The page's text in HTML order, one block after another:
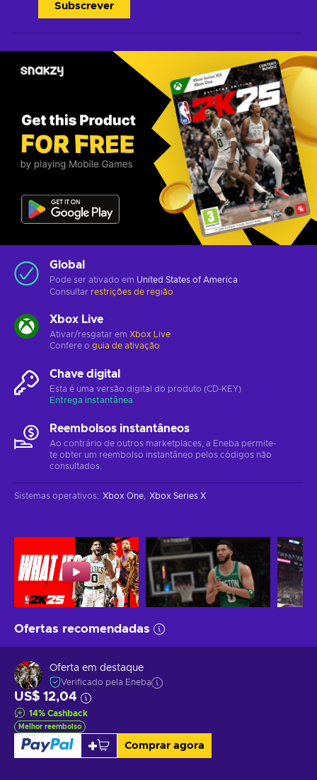
Subscrever
Global
Pode ser ativado em United States of America
Consultar restrições de região
Xbox Live
Ativar/resgatar em Xbox Live
Confere o guia de ativação
Chave digital
Esta é uma versão digital do produto (CD-KEY)
Entrega instantânea
Reembolsos instantâneos
Ao contrário de outros marketplaces, a Eneba permite-
te obter um reembolso instantâneo pelos códigos não
consultados.
Sistemas operativos: Xbox One Xbox Series X
Ofertas recomendadas
Oferta em destaque
Verificado pela Eneba
US$ 12,04
14% Cashback
Melhor reembolso
Comprar agora